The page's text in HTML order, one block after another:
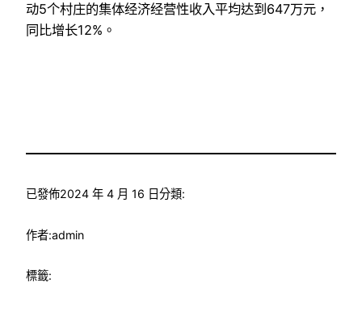
动5个村庄的集体经济经营性收入平均达到647万元，
同比增长12%。
已發佈2024 年 4 月 16 日分類:
作者:admin
標籤: